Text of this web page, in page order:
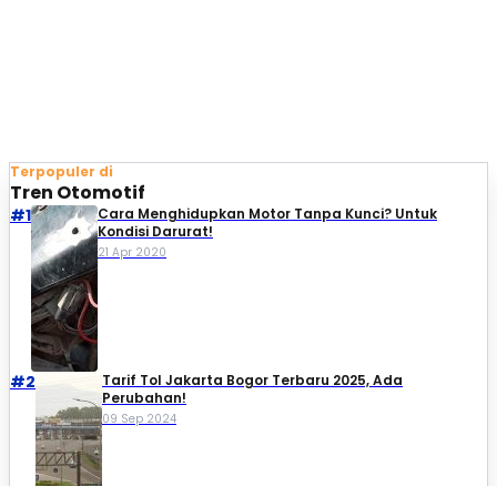
Terpopuler di
Tren Otomotif
#1
Cara Menghidupkan Motor Tanpa Kunci? Untuk
Kondisi Darurat!
21 Apr 2020
#2
Tarif Tol Jakarta Bogor Terbaru 2025, Ada
Perubahan!
09 Sep 2024